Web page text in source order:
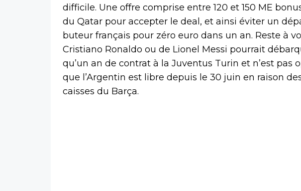
difficile. Une offre comprise entre 120 et 150 ME
du Qatar pour accepter le deal, et ainsi éviter un
buteur français pour zéro euro dans un an. Reste à
Cristiano Ronaldo ou de Lionel Messi pourrait
qu’un an de contrat à la Juventus Turin et n’est pas
que l’Argentin est libre depuis le 30 juin en raison
caisses du Barça.